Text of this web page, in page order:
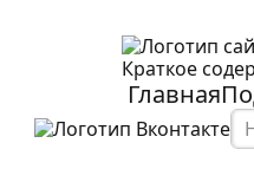
Краткое
Главная